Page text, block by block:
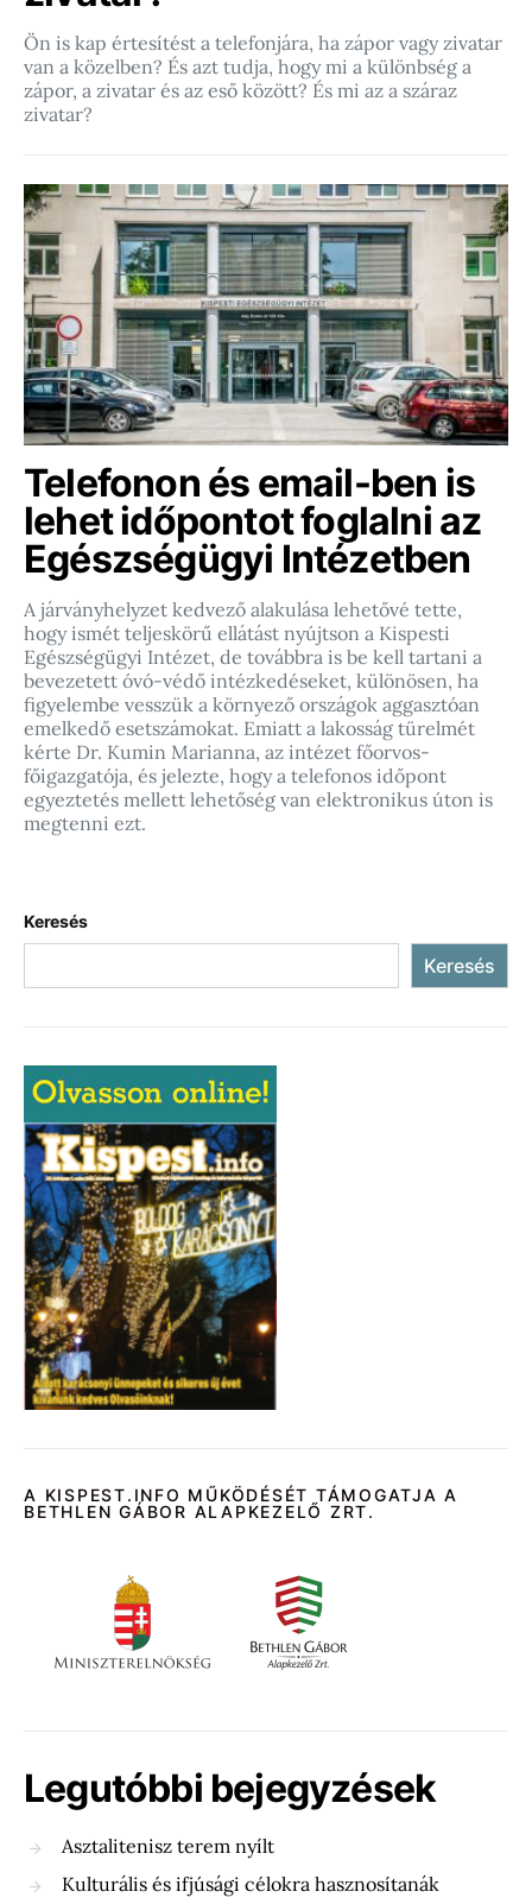
Ön is kap értesítést a telefonjára, ha zápor vagy zivatar
van a közelben? És azt tudja, hogy mi a különbség a
zápor, a zivatar és az eső között? És mi az a száraz
zivatar?
Telefonon és email-ben is
lehet időpontot foglalni az
Egészségügyi Intézetben
A járványhelyzet kedvező alakulása lehetővé tette,
hogy ismét teljeskörű ellátást nyújtson a Kispesti
Egészségügyi Intézet, de továbbra is be kell tartani a
bevezetett óvó-védő intézkedéseket, különösen, ha
figyelembe vesszük a környező országok aggasztóan
emelkedő esetszámokat. Emiatt a lakosság türelmét
kérte Dr. Kumin Marianna, az intézet főorvos-
főigazgatója, és jelezte, hogy a telefonos időpont
egyeztetés mellett lehetőség van elektronikus úton is
megtenni ezt.
Keresés
Keresés
A KISPEST.INFO MŰKÖDÉSÉT TÁMOGATJA A
BETHLEN GÁBOR ALAPKEZELŐ ZRT.
Legutóbbi bejegyzések
Asztalitenisz terem nyílt
Kulturális és ifjúsági célokra hasznosítanák